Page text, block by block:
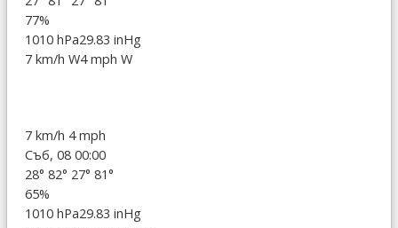
77%
1010 hPa29.83 inHg
7 km/h W4 mph W
7 km/h 4 mph
Съб, 08 00:00
28° 82° 27° 81°
65%
1010 hPa29.83 inHg